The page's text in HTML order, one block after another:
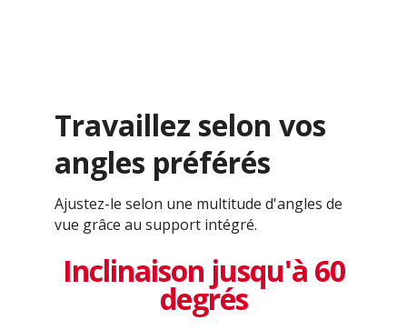
Travaillez selon vos
angles préférés
Ajustez-le selon une multitude d'angles de
vue grâce au support intégré.
Inclinaison jusqu'à 60
degrés